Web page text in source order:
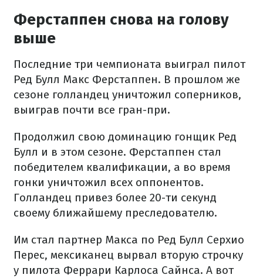
Ферстаппен снова на голову
выше
Последние три чемпионата выиграл пилот
Ред Булл Макс Ферстаппен. В прошлом же
сезоне голландец уничтожил соперников,
выиграв почти все гран-при.
Продолжил свою доминацию гонщик Ред
Булл и в этом сезоне. Ферстаппен стал
победителем квалификации, а во время
гонки уничтожил всех оппонентов.
Голландец привез более 20-ти секунд
своему ближайшему преследователю.
Им стал партнер Макса по Ред Булл Серхио
Перес, мексиканец вырвал вторую строчку
у пилота Феррари Карлоса Сайнса. А вот